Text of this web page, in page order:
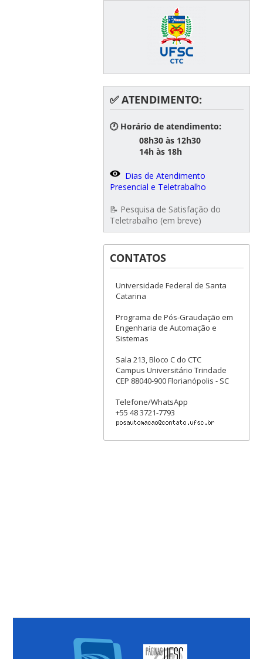
✅ ATENDIMENTO:
🕐 Horário de atendimento:
08h30 às 12h30
14h às 18h
Dias de Atendimento
Presencial e Teletrabalho
📝 Pesquisa de Satisfação do
Teletrabalho (em breve)
CONTATOS
Universidade Federal de Santa
Catarina
Programa de Pós-Graudação em
Engenharia de Automação e
Sistemas
Sala 213, Bloco C do CTC
Campus Universitário Trindade
CEP 88040-900 Florianópolis - SC
Telefone/WhatsApp
+55 48 3721-7793